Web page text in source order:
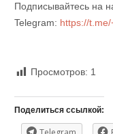
Подписывайтесь на
Telegram: https://
Просмотров: 1
Поделиться ссылкой: